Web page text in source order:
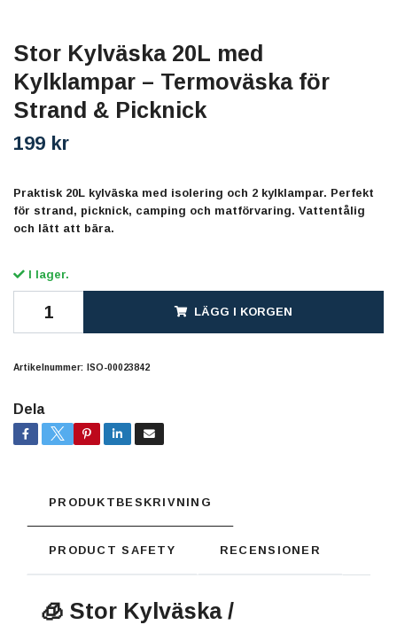
Stor Kylväska 20L med
Kylklampar – Termoväska för
Strand & Picknick
199 kr
Praktisk 20L kylväska med isolering och 2 kylklampar. Perfekt
för strand, picknick, camping och matförvaring. Vattentålig
och lätt att bära.
I lager.
LÄGG I KORGEN
Artikelnummer: ISO-00023842
Dela
PRODUKTBESKRIVNING
PRODUCT SAFETY RECENSIONER
🧊 Stor Kylväska /